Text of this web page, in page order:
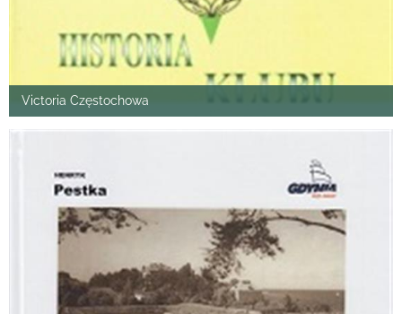
Victoria Częstochowa